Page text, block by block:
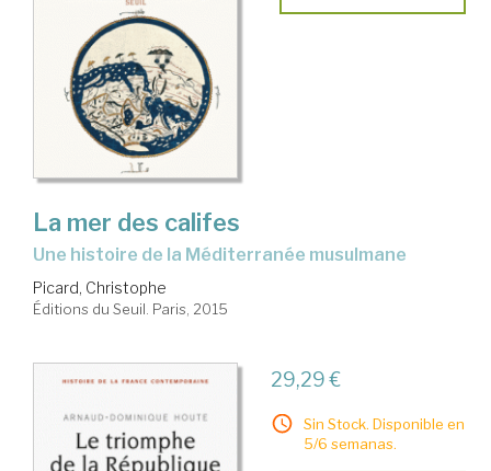
La mer des califes
une histoire de la Méditerranée musulmane
Picard, Christophe
Éditions du Seuil. Paris, 2015
29,29 €
Sin Stock. Disponible en
5/6 semanas.